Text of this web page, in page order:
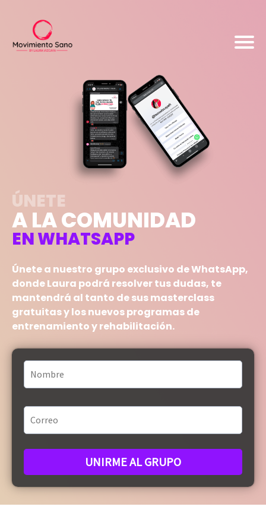
ÚNETE
A LA COMUNIDAD
EN WHATSAPP
Únete a nuestro grupo exclusivo de WhatsApp,
donde Laura podrá resolver tus dudas, te
mantendrá al tanto de sus masterclass
gratuitas y los nuevos programas de
entrenamiento y rehabilitación.
UNIRME AL GRUPO